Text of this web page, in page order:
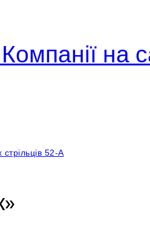
на
52-А